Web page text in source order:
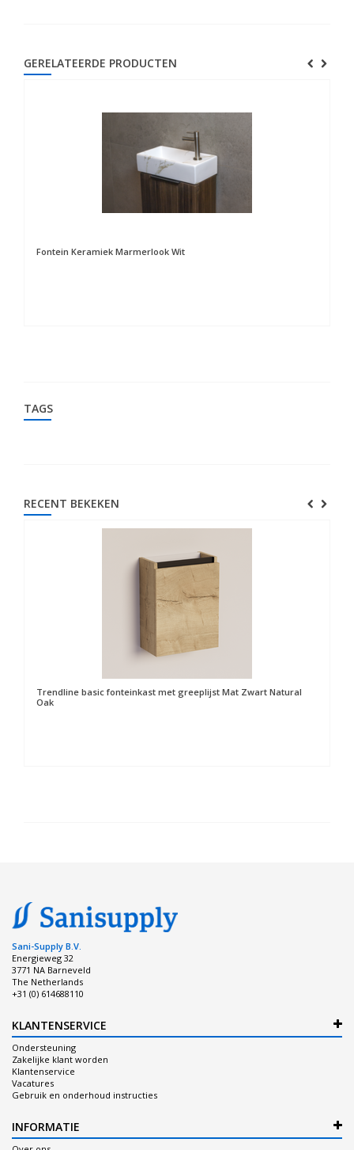
GERELATEERDE PRODUCTEN
Fontein Keramiek Marmerlook Wit
TAGS
RECENT BEKEKEN
Trendline basic fonteinkast met greeplijst Mat Zwart Natural
Oak
Sani-Supply B.V.
Energieweg 32
3771 NA Barneveld
The Netherlands
+31 (0) 614688110
KLANTENSERVICE
Ondersteuning
Zakelijke klant worden
Klantenservice
Vacatures
Gebruik en onderhoud instructies
INFORMATIE